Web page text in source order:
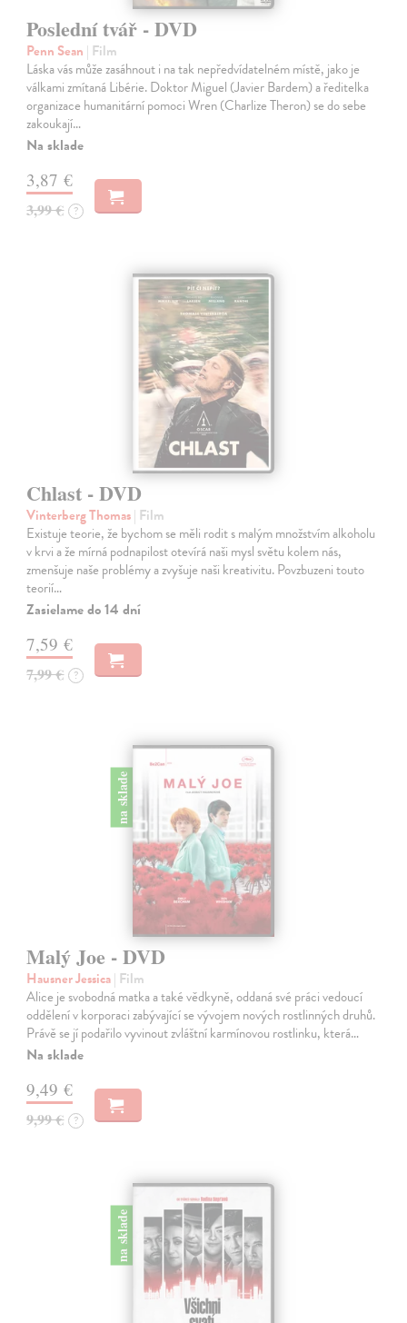
Poslední tvář - DVD
Penn Sean | Film
Láska vás může zasáhnout i na tak nepředvídatelném místě, jako je
válkami zmítaná Libérie. Doktor Miguel (Javier Bardem) a ředitelka
organizace humanitární pomoci Wren (Charlize Theron) se do sebe
zakoukají…
Na sklade
3,87 €
3,99 € ?
Chlast - DVD
Vinterberg Thomas| Film
Existuje teorie, že bychom se měli rodit s malým množstvím alkoholu
v krvi a že mírná podnapilost otevírá naši mysl světu kolem nás,
zmenšuje naše problémy a zvyšuje naši kreativitu. Povzbuzeni touto
teorií…
Zasielame do 14 dní
7,59 €
7,99 € ?
na sklade
Malý Joe - DVD
Hausner Jessica| Film
Alice je svobodná matka a také vědkyně, oddaná své práci vedoucí
oddělení v korporaci zabývající se vývojem nových rostlinných druhů.
Právě se jí podařilo vyvinout zvláštní karmínovou rostlinku, která…
Na sklade
9,49 €
9,99 € ?
na sklade